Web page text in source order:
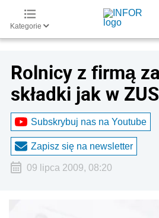
Kategorie
Rolnicy z firmą
składki jak w ZUS
Subskrybuj nas na Youtube
Zapisz się na newsletter
09 lipca 2009, 08:20